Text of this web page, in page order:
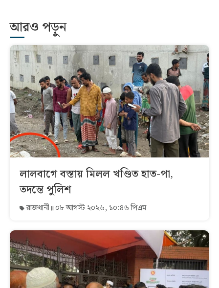
আরও পড়ুন
লালবাগে বস্তায় মিলল খণ্ডিত হাত-পা,
তদন্তে পুলিশ
রাজধানী ০৮ আগস্ট ২০২৬, ১০:৪৬ পিএম